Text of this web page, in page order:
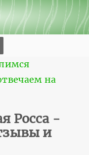
на
Росса -
и